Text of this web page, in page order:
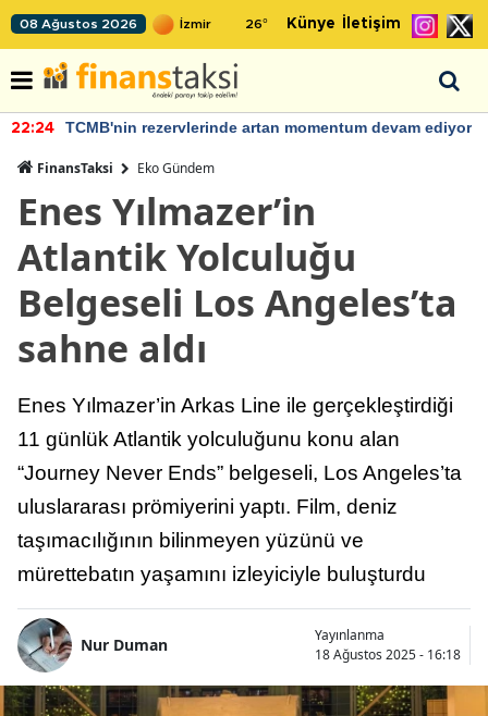
08 Ağustos 2026 26° Künye İletişim
22:24 TCMB'nin rezervlerinde artan momentum devam ediyor
FinansTaksi Eko Gündem
Enes Yılmazer’in
Atlantik Yolculuğu
Belgeseli Los Angeles’ta
sahne aldı
Enes Yılmazer’in Arkas Line ile gerçekleştirdiği
11 günlük Atlantik yolculuğunu konu alan
“Journey Never Ends” belgeseli, Los Angeles’ta
uluslararası prömiyerini yaptı. Film, deniz
taşımacılığının bilinmeyen yüzünü ve
mürettebatın yaşamını izleyiciyle buluşturdu
Nur Duman
Yayınlanma
18 Ağustos 2025 - 16:18